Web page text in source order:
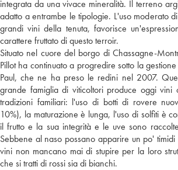
integrata da una vivace mineralità. Il terreno
adatto a entrambe le tipologie. L'uso moderato
grandi vini della tenuta, favorisce
carattere fruttato di questo terroir.
Situato nel cuore del borgo di Chassagne-
Pillot ha continuato a progredire sotto la
Paul, che ne ha preso le redini nel 2007.
grande famiglia di viticoltori produce oggi vini
tradizioni familiari: l'uso di botti di rovere
10%), la maturazione è lunga, l'uso di solfiti è
il frutto e la sua integrità e le uve sono
Sebbene al naso possano apparire un po'
vini non mancano mai di stupire per la loro
che si tratti di rossi sia di bianchi.